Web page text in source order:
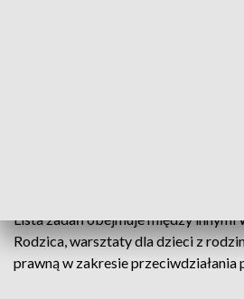
Lista zadań obejmuje między innymi
Rodzica, warsztaty dla dzieci z
prawną w zakresie przeciwdziałania